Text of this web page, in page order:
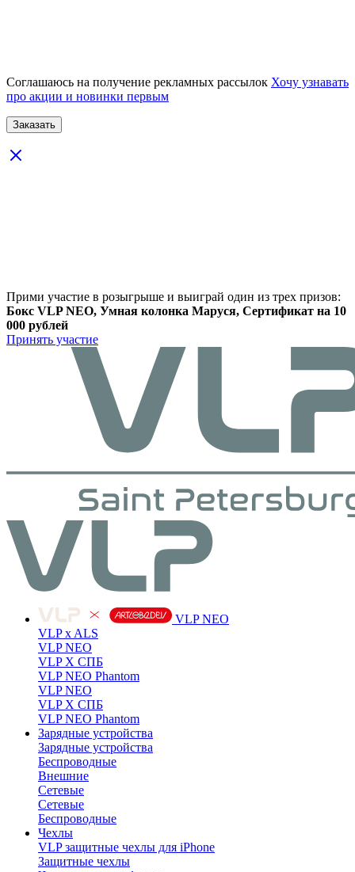
Соглашаюсь на получение рекламных рассылок Хочу узнавать
про акции и новинки первым
Прими участие в розыгрыше и выиграй один из трех призов:
Бокс VLP NEO, Умная колонка Маруся, Сертификат на 10
000 рублей
Принять участие
VLP NEO
VLP x ALS
VLP NEO
VLP X СПБ
VLP NEO Phantom
VLP NEO
VLP X СПБ
VLP NEO Phantom
Зарядные устройства
Зарядные устройства
Беспроводные
Внешние
Сетевые
Сетевые
Беспроводные
Чехлы
VLP защитные чехлы для iPhone
Защитные чехлы